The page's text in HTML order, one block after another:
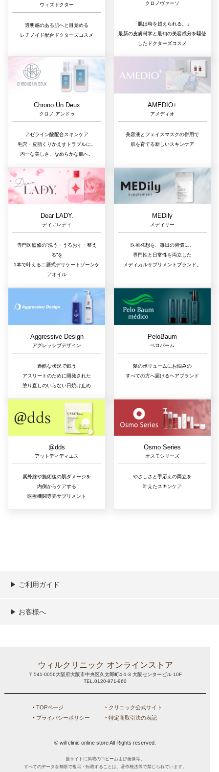
ウィズドクター
透明感のある肌へと目覚める
レチノイド配合ドクターズコスメ
クロノヴァーソ
「肌は時を超えられる。」
最新の皮膚科学と最旬の美容成分を駆使
したドクターズコスメ
Chrono Un Deux
クロノ アンドゥ
アゼライン酸配合スキンケア
毛穴・皮脂くりかえすトラブルに。
均一な美しさ、なめらかな肌へ。
AMEDIO+
アメディオ
美容液とフェイスマスクの併用で
肌を育てる新しいスキンケア
Dear LADY.
ディアレディ
専門医監修の“洗う・うるおす・整え
る”を
1本で叶える二層式デリケートゾーンケ
アオイル
MEDily
メディリー
医療発想を、毎日の習慣に。
専門性と日常性を両立した
メディカルサプリメントブランド。
Aggressive Design
アグレッシブデザイン
過酷な状況で戦う
アスリートのために開発された
塗り直しのいらない日焼け止め
PeloBaum
ペロバーム
髪のボリュームにお悩みの
すべての方へ届けるヘアブランド
@dds
アットディディエス
紫外線や施術後の肌ダメージを
内側からケアする
医療機関専売サプリメント
Osmo Series
オスモシリーズ
やさしさと手応えの両立を
叶えたスキンケア
▶︎ ご利用ガイド
ご利用ガイド
決済／配送／送料について
取り扱い商品一覧
顧客情報の取扱について
特定商取引法の表記
▶︎ お客様へ
ウィルクリニック オンラインストア
〒541-0056大阪府大阪市中央区久太郎町4-1-3 大阪センタービル 10F
TEL.0120-971-960
‣ TOPページ
‣ クリニック公式サイト
‣ プライバシーポリシー
‣ 特定商取引法の表記
© will clinic online store All Rights reserved.
当サイトに掲載のコピーおよび画像等、
すべてのデータを無断で複写・転載することは、著作権法等で禁じられています。